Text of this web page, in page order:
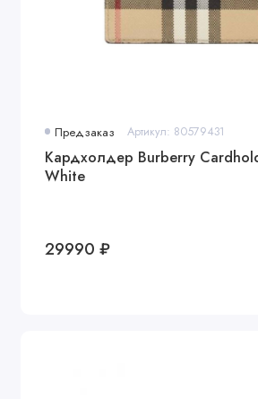
Предзаказ Артикул: 80579431
Кардхолдер Burberry
White
29990 ₽